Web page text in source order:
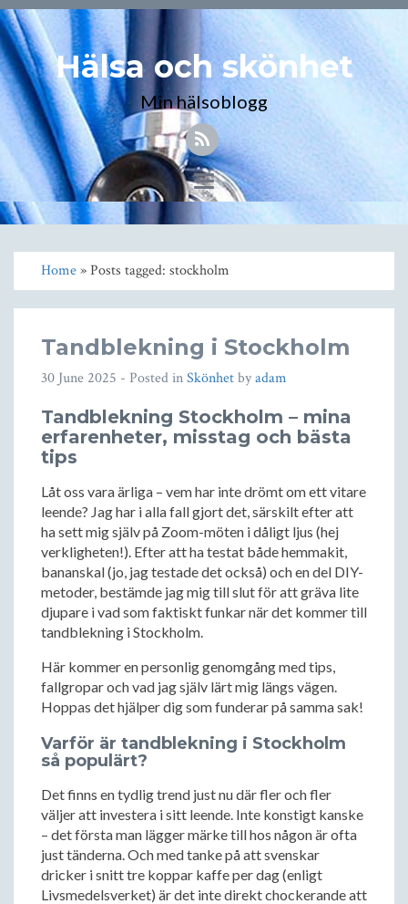
Hälsa och skönhet
Min hälsoblogg
Toggle
navigation
Home» Posts tagged: stockholm
Tandblekning i Stockholm
30 June 2025 - Posted inSkönhetbyadam
Tandblekning Stockholm – mina
erfarenheter, misstag och bästa
tips
Låt oss vara ärliga – vem har inte drömt om ett vitare
leende? Jag har i alla fall gjort det, särskilt efter att
ha sett mig själv på Zoom-möten i dåligt ljus (hej
verkligheten!). Efter att ha testat både hemmakit,
bananskal (jo, jag testade det också) och en del DIY-
metoder, bestämde jag mig till slut för att gräva lite
djupare i vad som faktiskt funkar när det kommer till
tandblekning i Stockholm.
Här kommer en personlig genomgång med tips,
fallgropar och vad jag själv lärt mig längs vägen.
Hoppas det hjälper dig som funderar på samma sak!
Varför är tandblekning i Stockholm
så populärt?
Det finns en tydlig trend just nu där fler och fler
väljer att investera i sitt leende. Inte konstigt kanske
– det första man lägger märke till hos någon är ofta
just tänderna. Och med tanke på att svenskar
dricker i snitt tre koppar kaffe per dag (enligt
Livsmedelsverket) är det inte direkt chockerande att